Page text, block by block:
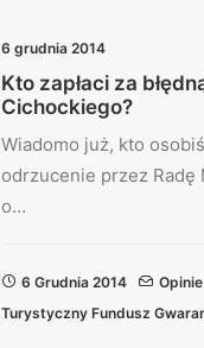
6 grudnia 2014
Kto zapłaci za
Cichockiego?
Wiadomo już, kto
odrzucenie przez
o…
6 Grudnia 2014
Turystyczny Fundusz